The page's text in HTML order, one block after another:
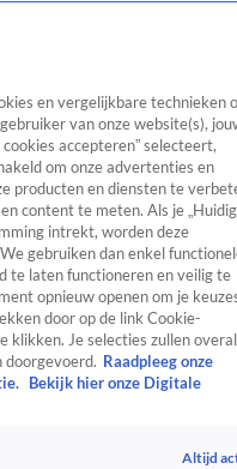
TV Algemeen
Tip
RealityCrimeVideo's
en vergelijkbare technieken
van onze website(s),
accepteren” selecteert,
om onze advertenties en
producten en diensten te
content te meten. Als je
intrekt, worden deze
gebruiken dan enkel
te laten functioneren en veilig te
opnieuw openen om je
door op de link Cookie-
klikken. Je selecties zullen overal
doorgevoerd. Raadpleeg onze
Bekijk hier onze Digitale
Altijd